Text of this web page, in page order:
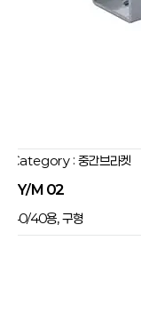
: 중간브라켓
M 02
40용, 구형